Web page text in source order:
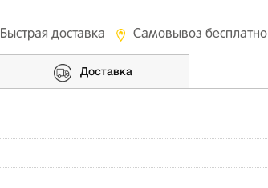
Быстрая доставка Самовывоз бесплатно
Доставка